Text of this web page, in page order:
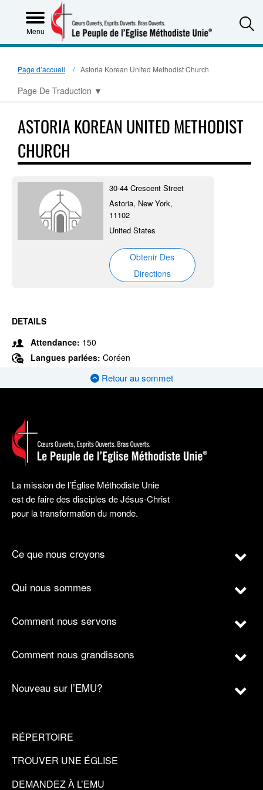
Menu
Page d’accueil Astoria Korean United Methodist Church
Page De Traduction ▼
ASTORIA KOREAN UNITED METHODIST
CHURCH
30-44 Crescent Street
Astoria, New York,
11102
United States
Obtenir Des
Directions
DETAILS
Attendance: 150
Langues parlées: Coréen
Retour au sommet
La mission de l’Église Méthodiste Unie
est de faire des disciples de Jésus-Christ
pour la transformation du monde.
Ce que nous croyons
Qui nous sommes
Comment nous servons
Comment nous grandissons
Nouveau sur l’EMU?
RÉPERTOIRE
TROUVER UNE ÉGLISE
DEMANDEZ À L’EMU